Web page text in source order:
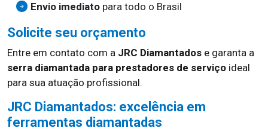
Envio imediato para todo o Brasil
Solicite seu orçamento
Entre em contato com a JRC Diamantados e garanta a
serra diamantada para prestadores de serviço ideal
para sua atuação profissional.
JRC Diamantados: excelência em
ferramentas diamantadas